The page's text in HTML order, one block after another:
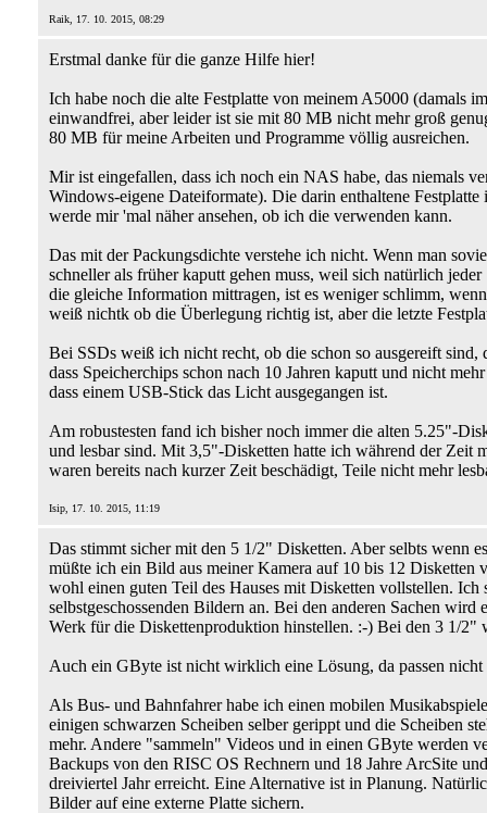
Raik, 17. 10. 2015, 08:29
Erstmal danke für die ganze Hilfe hier!
Ich habe noch die alte Festplatte von meinem A5000 (damals
einwandfrei, aber leider ist sie mit 80 MB nicht mehr groß
80 MB für meine Arbeiten und Programme völlig ausreichen.
Mir ist eingefallen, dass ich noch ein NAS habe, das niemals
Windows-eigene Dateiformate). Die darin enthaltene
werde mir 'mal näher ansehen, ob ich die verwenden kann.
Das mit der Packungsdichte verstehe ich nicht. Wenn man
schneller als früher kaputt gehen muss, weil sich natürlich
die gleiche Information mittragen, ist es weniger schlimm,
weiß nichtk ob die Überlegung richtig ist, aber die letzte
Bei SSDs weiß ich nicht recht, ob die schon so ausgereift
dass Speicherchips schon nach 10 Jahren kaputt und nicht
dass einem USB-Stick das Licht ausgegangen ist.
Am robustesten fand ich bisher noch immer die alten 5.25"-
und lesbar sind. Mit 3,5"-Disketten hatte ich während der Zeit
waren bereits nach kurzer Zeit beschädigt, Teile nicht mehr
Isip, 17. 10. 2015, 11:19
Das stimmt sicher mit den 5 1/2" Disketten. Aber selbts wenn
müßte ich ein Bild aus meiner Kamera auf 10 bis 12 Disketten
wohl einen guten Teil des Hauses mit Disketten vollstellen.
selbstgeschossenden Bildern an. Bei den anderen Sachen
Werk für die Diskettenproduktion hinstellen. :-) Bei den 3 1/
Auch ein GByte ist nicht wirklich eine Lösung, da passen
Als Bus- und Bahnfahrer habe ich einen mobilen
einigen schwarzen Scheiben selber gerippt und die Scheiben
mehr. Andere "sammeln" Videos und in einen GByte werden
Backups von den RISC OS Rechnern und 18 Jahre ArcSite
dreiviertel Jahr erreicht. Eine Alternative ist in Planung.
Bilder auf eine externe Platte sichern.